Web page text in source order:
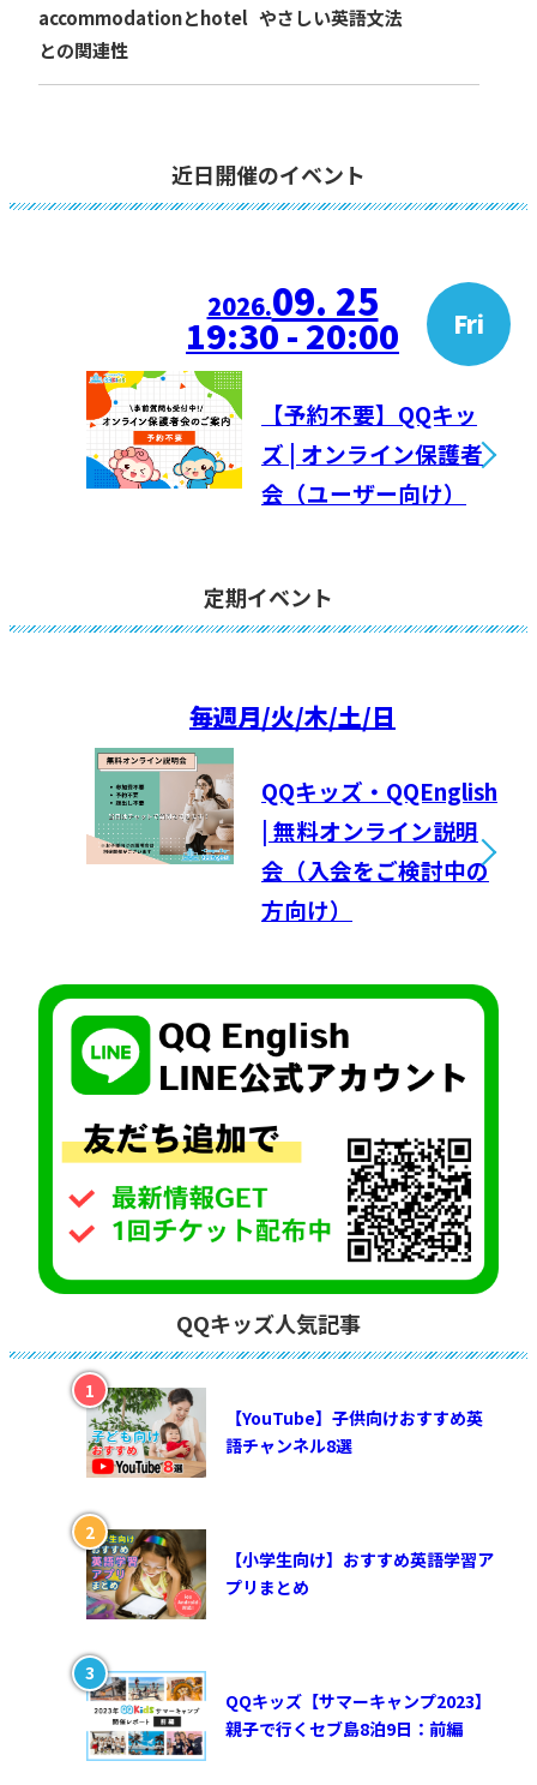
accommodationとhotel
との関連性
やさしい英語文法
近日開催のイベント
2026.09. 25 Fri
19:30 - 20:00
【予約不要】QQキッ
ズ | オンライン保護者
会（ユーザー向け）
定期イベント
毎週月/火/木/土/日
QQキッズ・QQEnglish
| 無料オンライン説明
会（入会をご検討中の
方向け）
QQキッズ人気記事
【YouTube】子供向けおすすめ英
語チャンネル8選
【小学生向け】おすすめ英語学習ア
プリまとめ
QQキッズ【サマーキャンプ2023】
親子で行くセブ島8泊9日：前編